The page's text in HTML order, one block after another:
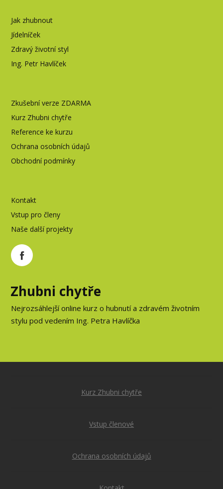
Jak zhubnout
Jídelníček
Zdravý životní styl
Ing. Petr Havlíček
Zkušební verze ZDARMA
Kurz Zhubni chytře
Reference ke kurzu
Ochrana osobních údajů
Obchodní podmínky
Kontakt
Vstup pro členy
Naše další projekty
Zhubni chytře
Nejrozsáhlejší online kurz o hubnutí a zdravém životním
stylu pod vedením Ing. Petra Havlíčka
Kurz Zhubni chytře
Vstup členové
Ochrana osobních údajů